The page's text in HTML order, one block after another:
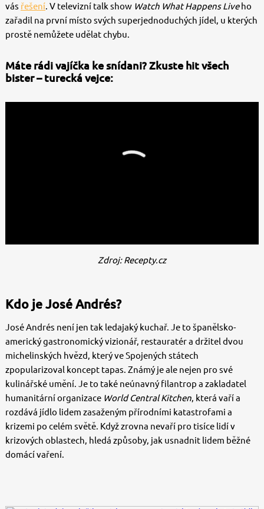
vás řešení. V televizní talk show Watch What Happens Liveho
zařadil na první místo svých superjednoduchých jídel, u kterých
prostě nemůžete udělat chybu.
Máte rádi vajíčka ke snídani? Zkuste hit všech
bister – turecká vejce:
Zdroj: Recepty.cz
Kdo je José Andrés?
José Andrés není jen tak ledajaký kuchař. Je to španělsko-
americký gastronomický vizionář, restauratér a držitel dvou
michelinských hvězd, který ve Spojených státech
zpopularizoval koncept tapas. Známý je ale nejen pro své
kulinářské umění. Je to také neúnavný filantrop a zakladatel
humanitární organizace World Central Kitchen, která vaří a
rozdává jídlo lidem zasaženým přírodními katastrofami a
krizemi po celém světě. Když zrovna nevaří pro tisíce lidí v
krizových oblastech, hledá způsoby, jak usnadnit lidem běžné
domácí vaření.